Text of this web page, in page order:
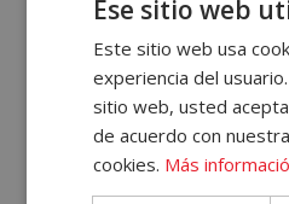
Tu
Cuenta
Email
elemento como cinta
algún momento hay
esperando.
Un horario especial
mayores de 65 años
Ese sitio web
Este sitio web usa
experiencia del
sitio web, usted
de acuerdo con
cookies. Más